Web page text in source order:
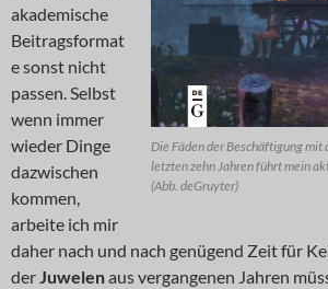
Die Fäden der Beschäftigung
letzten zehn Jahren führt mein
(Abb. deGruyter)
akademische
Beitragsformat
e sonst nicht
passen. Selbst
wenn immer
wieder Dinge
dazwischen
kommen,
arbeite ich mir
daher nach und nach genügend Zeit für
derJuwelenaus vergangenen Jahren